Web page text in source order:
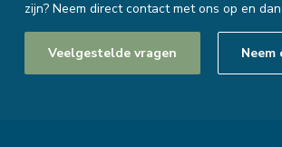
zijn? Neem direct contact met ons op en
Veelgestelde vragen